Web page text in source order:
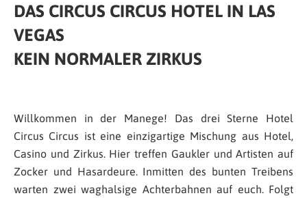
DAS CIRCUS CIRCUS HOTEL IN LAS
VEGAS
KEIN NORMALER ZIRKUS
Willkommen in der Manege! Das drei Sterne Hotel
Circus Circus ist eine einzigartige Mischung aus Hotel,
Casino und Zirkus. Hier treffen Gaukler und Artisten auf
Zocker und Hasardeure. Inmitten des bunten Treibens
warten zwei waghalsige Achterbahnen auf euch. Folgt